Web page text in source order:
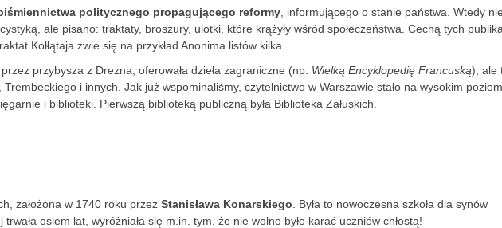
politycznego propagującego reformy , informującego o stanie państwa. Wtedy nie
ale pisano: traktaty, broszury, ulotki, które krążyły wśród społeczeństwa. Cechą tych
Kołłątaja zwie się na przykład Anonima listów kilka…
przez przybysza z Drezna, oferowała dzieła zagraniczne (np. Wielką Encyklopedię Francuską), ale
i innych. Jak już wspominaliśmy, czytelnictwo w Warszawie stało na wysokim
i biblioteki. Pierwszą biblioteką publiczną była Biblioteka Załuskich.
założona w 1740 roku przez Stanisława Konarskiego . Była to nowoczesna szkoła dla synów
osiem lat, wyróżniała się m.in. tym, że nie wolno było karać uczniów chłostą!